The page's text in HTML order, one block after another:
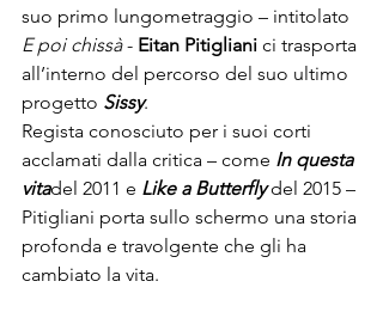
suo primo lungometraggio – intitolato
E poi chissà - Eitan Pitigliani ci trasporta
all’interno del percorso del suo ultimo
progetto Sissy.
Regista conosciuto per i suoi corti
acclamati dalla critica – come In questa
vitadel 2011 e Like a Butterfly del 2015 –
Pitigliani porta sullo schermo una storia
profonda e travolgente che gli ha
cambiato la vita.